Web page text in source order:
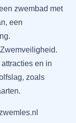
zwembad met
een
en in
zoals